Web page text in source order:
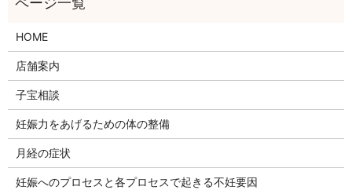
HOME
店舗案内
子宝相談
妊娠力をあげるための体の整備
月経の症状
妊娠へのプロセスと各プロセスで起きる不妊要因